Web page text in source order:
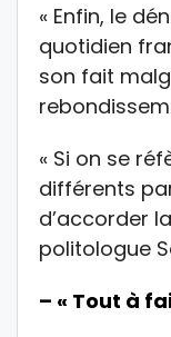
« Enfin, le
quotidien
son fait
« Si on se
différents
d’accorder
politologue
– « Tout à